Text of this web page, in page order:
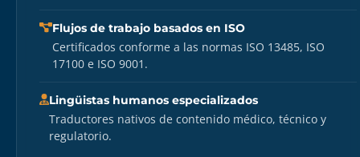
Flujos de trabajo basados en ISO
Certificados conforme a las normas ISO 13485, ISO
17100 e ISO 9001.
Lingüistas humanos especializados
Traductores nativos de contenido médico, técnico y
regulatorio.